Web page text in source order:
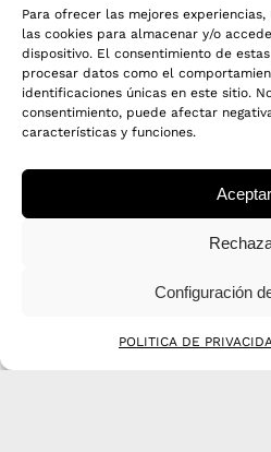
Para ofrecer las mejores
las cookies para almacenar y/o
dispositivo. El consentimiento de
procesar datos como el
identificaciones únicas en este sitio.
consentimiento, puede afectar
características y funciones.
Aceptar
Configuración
POLITICA DE
COMPACTO